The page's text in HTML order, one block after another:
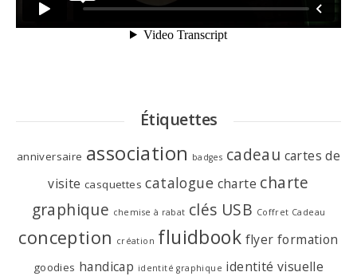
Étiquettes
anniversaire association badges cadeau cartes de
visite casquettes catalogue charte charte
graphique chemise à rabat clés USB Coffret Cadeau
conception création fluidbook flyer formation
goodies handicap identité graphique identité visuelle